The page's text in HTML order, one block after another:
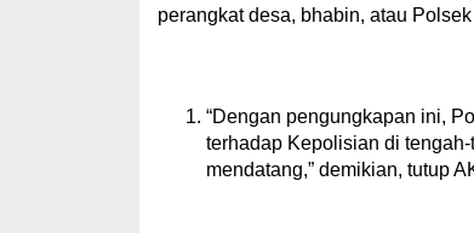
perangkat desa, bhabin, atau
“Dengan pengungkapan ini,
terhadap Kepolisian di
mendatang,” demikian, tutup